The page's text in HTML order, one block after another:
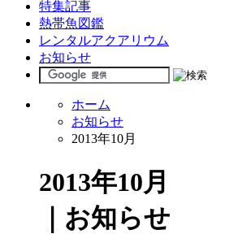
特集記事
熱帯魚図鑑
レンタルアクアリウム
お知らせ
ホーム
お知らせ
2013年10月
2013年10月
｜お知らせ